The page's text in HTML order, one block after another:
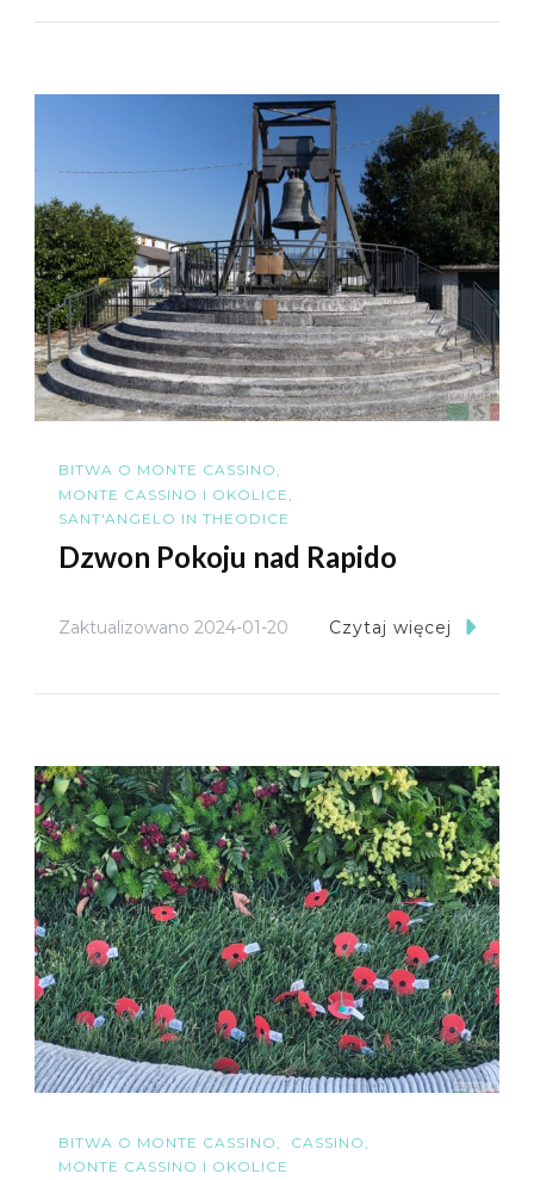
BITWA O MONTE CASSINO
MONTE CASSINO I OKOLICE
SANT'ANGELO IN THEODICE
Dzwon Pokoju nad Rapido
Zaktualizowano 2024-01-20 Czytaj więcej
BITWA O MONTE CASSINO
CASSINO
MONTE CASSINO I OKOLICE